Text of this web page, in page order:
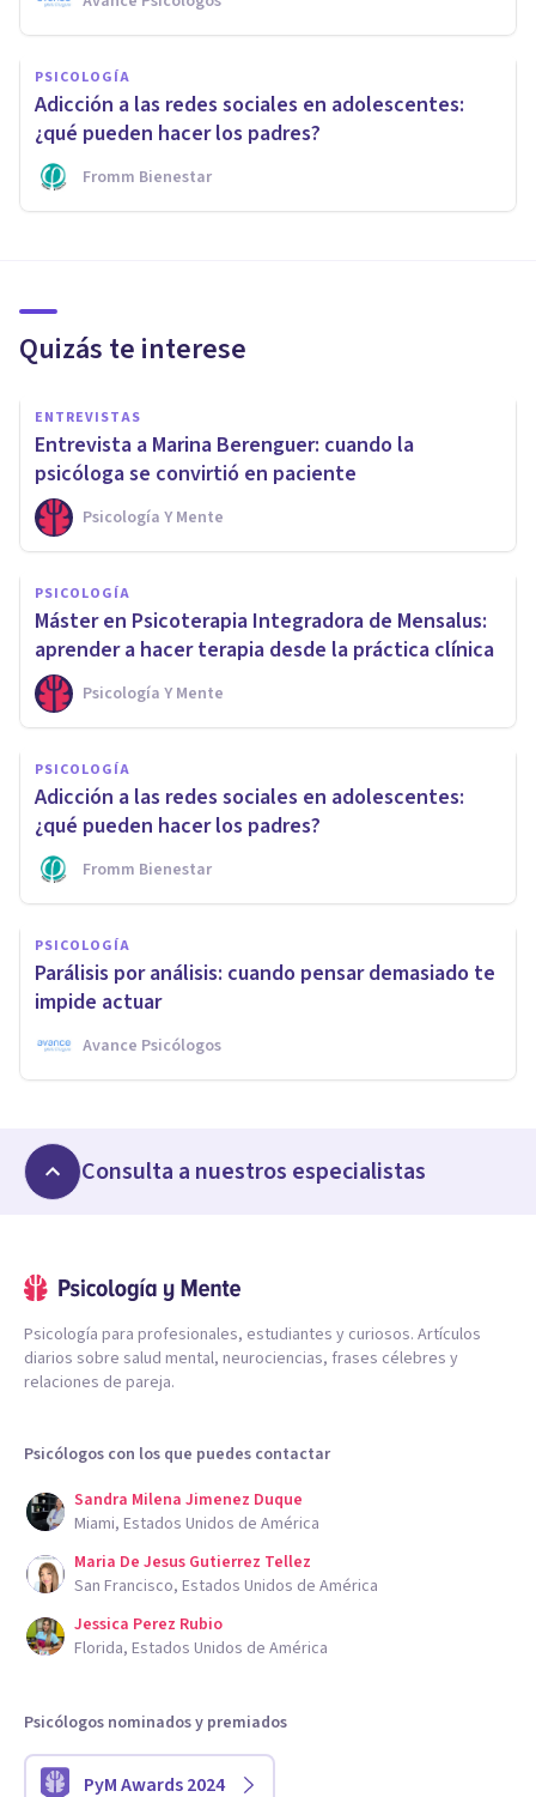
PSICOLOGÍA
Adicción a las redes sociales en adolescentes:
¿qué pueden hacer los padres?
Fromm Bienestar
Quizás te interese
ENTREVISTAS
Entrevista a Marina Berenguer: cuando la
psicóloga se convirtió en paciente
Psicología Y Mente
PSICOLOGÍA
Máster en Psicoterapia Integradora de Mensalus:
aprender a hacer terapia desde la práctica clínica
Psicología Y Mente
PSICOLOGÍA
Adicción a las redes sociales en adolescentes:
¿qué pueden hacer los padres?
Fromm Bienestar
PSICOLOGÍA
Parálisis por análisis: cuando pensar demasiado te
impide actuar
Avance Psicólogos
Consulta a nuestros especialistas
Psicología para profesionales, estudiantes y curiosos. Artículos
diarios sobre salud mental, neurociencias, frases célebres y
relaciones de pareja.
Psicólogos con los que puedes contactar
Sandra Milena Jimenez Duque
Miami, Estados Unidos de América
Maria De Jesus Gutierrez Tellez
San Francisco, Estados Unidos de América
Jessica Perez Rubio
Florida, Estados Unidos de América
Psicólogos nominados y premiados
PyM Awards 2024